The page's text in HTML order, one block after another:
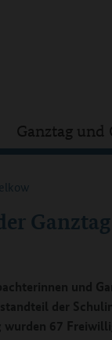
Ganztag und
und
der
wurden 67